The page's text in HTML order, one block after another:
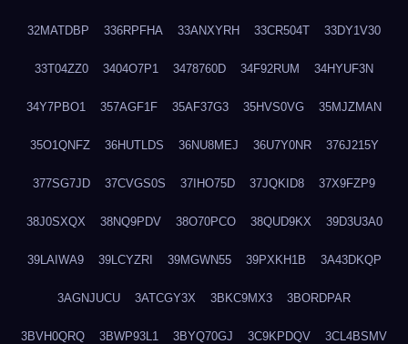
32MATDBP 336RPFHA 33ANXYRH 33CR504T 33DY1V30
33T04ZZ0 3404O7P1 3478760D 34F92RUM 34HYUF3N
34Y7PBO1 357AGF1F 35AF37G3 35HVS0VG 35MJZMAN
35O1QNFZ 36HUTLDS 36NU8MEJ 36U7Y0NR 376J215Y
377SG7JD 37CVGS0S 37IHO75D 37JQKID8 37X9FZP9
38J0SXQX 38NQ9PDV 38O70PCO 38QUD9KX 39D3U3A0
39LAIWA9 39LCYZRI 39MGWN55 39PXKH1B 3A43DKQP
3AGNJUCU 3ATCGY3X 3BKC9MX3 3BORDPAR
3BVH0QRQ 3BWP93L1 3BYQ70GJ 3C9KPDQV 3CL4BSMV